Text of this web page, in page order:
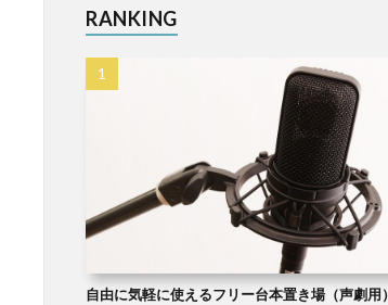
RANKING
自由に気軽に使えるフリー台本置き場（声劇用）